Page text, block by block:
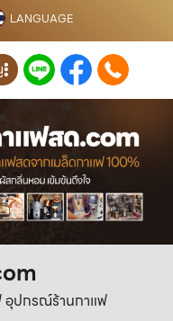
LANGUAGE
อุปกรณ์ร้านกาแฟ